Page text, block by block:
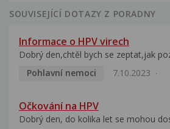
SOUVISEJÍCÍ DOTAZY Z PORADNY
Informace o HPV virech
Dobrý den,chtěl bych se zeptat,jak
Pohlavní nemoci
7.10.2023
Očkování na HPV
Dobrý den, do kolika let se mohou